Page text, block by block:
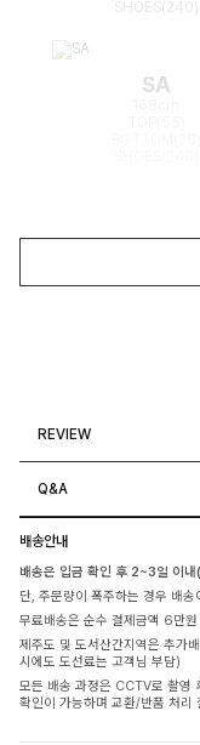
SA
REVIEW
Q&A
배송안내
배송은 입금 확인 후 2~3일 이
단, 주문량이 폭주하는 경우 배
무료배송은 순수 결제금액 6만
제주도 및 도서산간지역은 추가
시에도 도선료는 고객님 부담)
모든 배송 과정은 CCTV로 촬영
확인이 가능하며 교환/반품 처리